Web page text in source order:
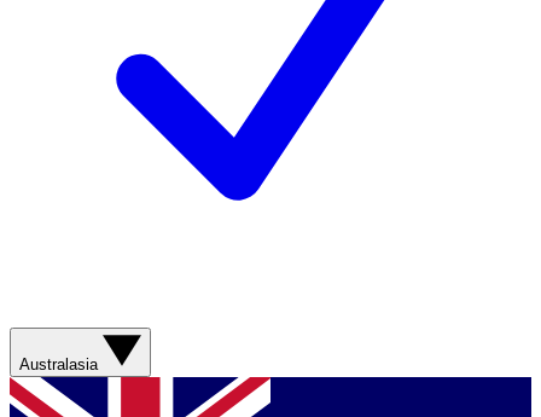
Australasia